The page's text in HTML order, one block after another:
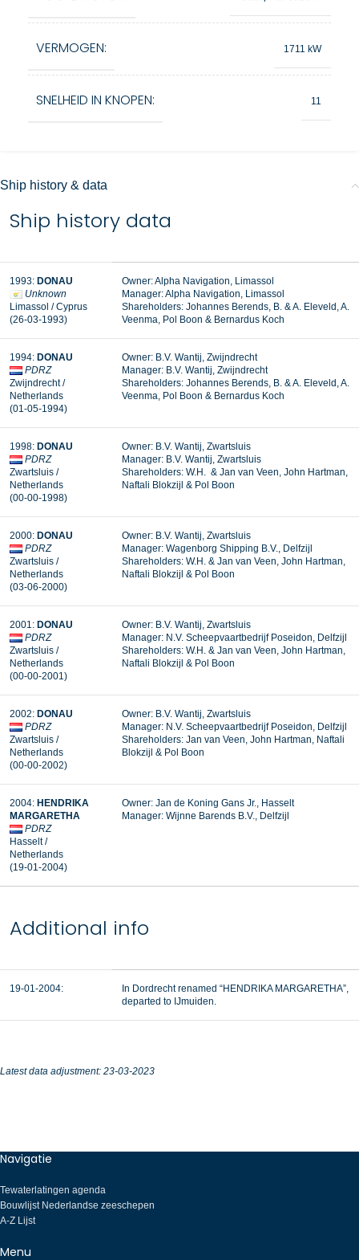
VERMOGEN: 1711 kW
SNELHEID IN KNOPEN: 11
Ship history & data
Ship history data
1993: DONAU
Unknown
Limassol / Cyprus
(26-03-1993)
Owner: Alpha Navigation, Limassol
Manager: Alpha Navigation, Limassol
Shareholders: Johannes Berends, B. & A. Eleveld, A.
Veenma, Pol Boon & Bernardus Koch
1994: DONAU
PDRZ
Zwijndrecht /
Netherlands
(01-05-1994)
Owner: B.V. Wantij, Zwijndrecht
Manager: B.V. Wantij, Zwijndrecht
Shareholders: Johannes Berends, B. & A. Eleveld, A.
Veenma, Pol Boon & Bernardus Koch
1998: DONAU
PDRZ
Zwartsluis /
Netherlands
(00-00-1998)
Owner: B.V. Wantij, Zwartsluis
Manager: B.V. Wantij, Zwartsluis
Shareholders: W.H. & Jan van Veen, John Hartman,
Naftali Blokzijl & Pol Boon
2000: DONAU
PDRZ
Zwartsluis /
Netherlands
(03-06-2000)
Owner: B.V. Wantij, Zwartsluis
Manager: Wagenborg Shipping B.V., Delfzijl
Shareholders: W.H. & Jan van Veen, John Hartman,
Naftali Blokzijl & Pol Boon
2001: DONAU
PDRZ
Zwartsluis /
Netherlands
(00-00-2001)
Owner: B.V. Wantij, Zwartsluis
Manager: N.V. Scheepvaartbedrijf Poseidon, Delfzijl
Shareholders: W.H. & Jan van Veen, John Hartman,
Naftali Blokzijl & Pol Boon
2002: DONAU
PDRZ
Zwartsluis /
Netherlands
(00-00-2002)
Owner: B.V. Wantij, Zwartsluis
Manager: N.V. Scheepvaartbedrijf Poseidon, Delfzijl
Shareholders: Jan van Veen, John Hartman, Naftali
Blokzijl & Pol Boon
2004: HENDRIKA
MARGARETHA
PDRZ
Hasselt /
Netherlands
(19-01-2004)
Owner: Jan de Koning Gans Jr., Hasselt
Manager: Wijnne Barends B.V., Delfzijl
Additional info
19-01-2004:
In Dordrecht renamed “HENDRIKA MARGARETHA”,
departed to IJmuiden.
Latest data adjustment: 23-03-2023
Navigatie
Tewaterlatingen agenda
Bouwlijst Nederlandse zeeschepen
A-Z Lijst
Menu